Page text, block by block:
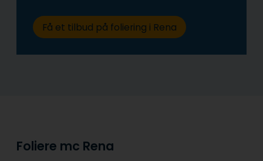
Få et tilbud på foliering i Rena
Foliere mc Rena